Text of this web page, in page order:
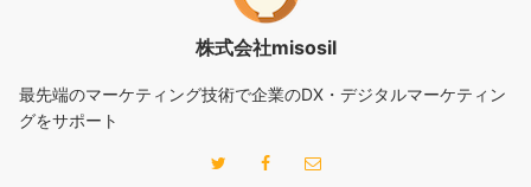
株式会社misosil
最先端のマーケティング技術で企業のDX・デジタルマーケティン
グをサポート